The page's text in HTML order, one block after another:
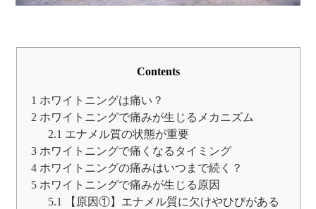
Contents
1 ホワイトニングは痛い？
2 ホワイトニングで痛みが生じるメカニズム
2.1 エナメル質の状態が重要
3ホワイトニングで痛くなるタイミング
4ホワイトニングの痛みはいつまで続く？
5ホワイトニングで痛みが生じる原因
5.1
【原因①】エナメル質に欠けやひびがある